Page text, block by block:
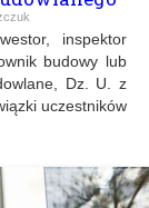
inspektor
budowy lub
Dz. U. z
uczestników